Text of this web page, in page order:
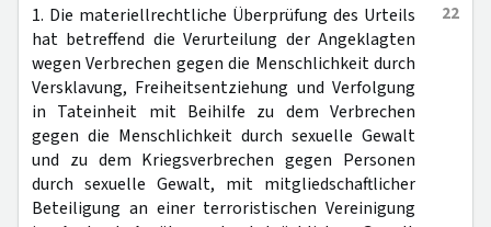
22
1. Die materiellrechtliche Überprüfung des Urteils
hat betreffend die Verurteilung der Angeklagten
wegen Verbrechen gegen die Menschlichkeit durch
Versklavung, Freiheitsentziehung und Verfolgung
in Tateinheit mit Beihilfe zu dem Verbrechen
gegen die Menschlichkeit durch sexuelle Gewalt
und zu dem Kriegsverbrechen gegen Personen
durch sexuelle Gewalt, mit mitgliedschaftlicher
Beteiligung an einer terroristischen Vereinigung